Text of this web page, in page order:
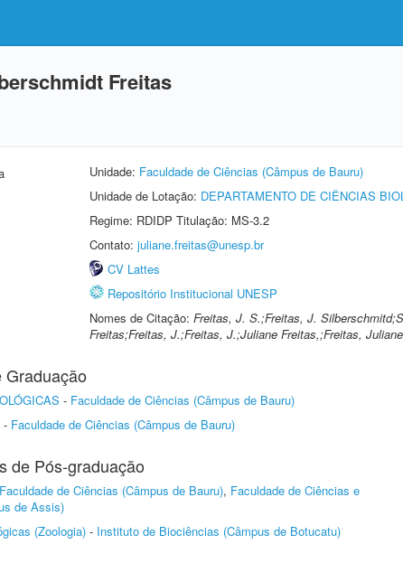
Freitas
Unidade: Faculdade de Ciências (Câmpus de Bauru)
Unidade de Lotação: DEPARTAMENTO DE CIÊNCIAS
Regime: RDIDP Titulação: MS-3.2
Contato: juliane.freitas@unesp.br
CV Lattes
Repositório Institucional UNESP
Nomes de Citação: Freitas, J. S.;Freitas, J.
Freitas;Freitas, J.;Freitas, J.;Juliane Freitas,;Freitas,
Graduação
- Faculdade de Ciências (Câmpus de Bauru)
- Faculdade de Ciências (Câmpus de Bauru)
de Pós-graduação
Faculdade de Ciências (Câmpus de Bauru), Faculdade de Ciências e
de Assis)
(Zoologia) - Instituto de Biociências (Câmpus de Botucatu)